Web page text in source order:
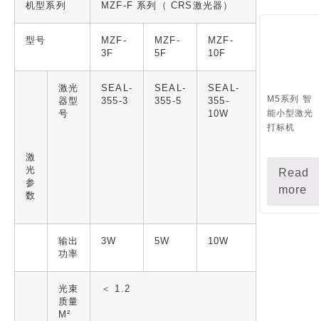
机型系列 MZF-F 系列（ CRS激光器）
型号
MZF-
3F
MZF-
5F
MZF-
10F
激
光
参
数
激光
器型
号
SEAL-
355-3
SEAL-
355-5
SEAL-
355-
10W
输出
功率
3W 5W 10W
光束
质量
M²
＜ 1.2
M5系列 智
能小型激光
打标机
Read
more